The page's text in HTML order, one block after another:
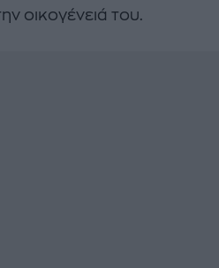
οικογένειά του.